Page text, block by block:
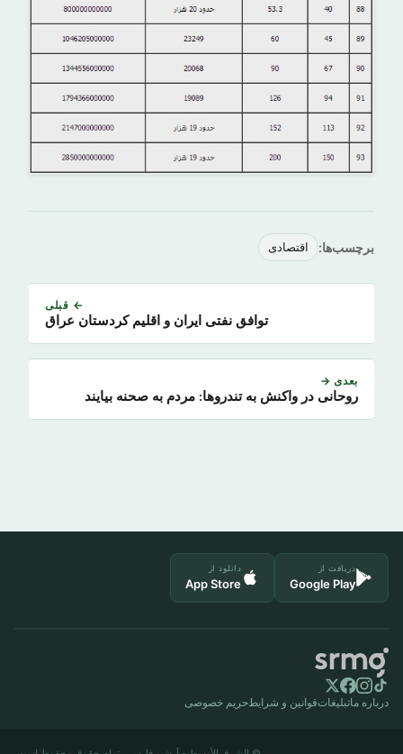
برچسب‌ها: اقتصادی
← قبلی
توافق نفتی ایران و اقلیم کردستان عراق
بعدی →
روحانی در واکنش به تندروها: مردم به صحنه بیایند
دریافت از
Google Play
دانلود از
App Store
درباره ماتبلیغاتقوانین و شرایط حریم خصوصی